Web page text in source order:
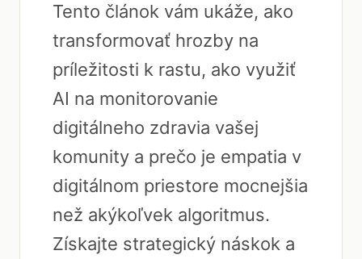
Tento článok vám ukáže, ako
transformovať hrozby na
príležitosti k rastu, ako využiť
AI na monitorovanie
digitálneho zdravia vašej
komunity a prečo je empatia v
digitálnom priestore mocnejšia
než akýkoľvek algoritmus.
Získajte strategický náskok a